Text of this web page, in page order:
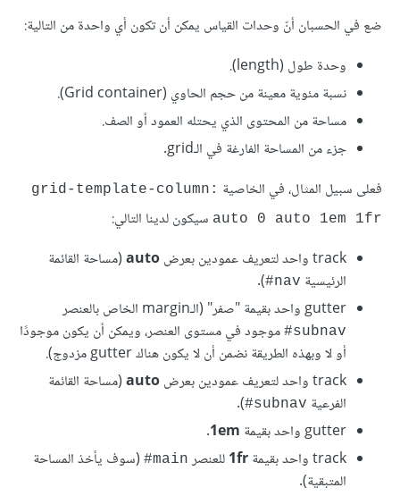
ضع في الحسبان أنّ وحدات القياس يمكن أن تكون أي واحدة من التالية:
وحدة طول (length).
نسبة مئوية معينة من حجم الحاوي (Grid container).
مساحة من المحتوى الذي يحتله العمود أو الصف.
جزء من المساحة الفارغة في الـgrid.
فعلى سبيل المثال، في الخاصية grid-template-column:
auto 0 auto 1em 1fr سيكون لدينا التالي:
track واحد لتعريف عمودين بعرض
auto(مساحة القائمة
الرئيسية nav
#
).
gutter واحد بقيمة "صفر" (الـmargin الخاص بالعنصر
subnav
# موجود في مستوى العنصر، ويمكن أن يكون موجودًا
أو لا وبهذه الطريقة نضمن أن لا يكون هناك gutter مزدوج).
track واحد لتعريف عمودين بعرض
auto(مساحة القائمة
الفرعية subnav
#
).
gutter واحد بقيمة
1em
.
track واحد بقيمة
1frللعنصر main
# (سوف يأخذ المساحة
المتبقية).